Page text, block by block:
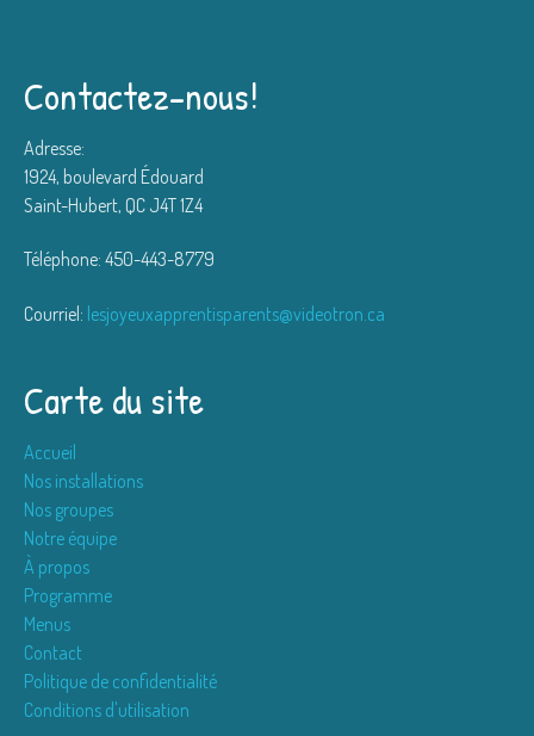
Contactez-nous!
Adresse:
1924, boulevard Édouard
Saint-Hubert, QC J4T 1Z4
Téléphone: 450-443-8779
Courriel: lesjoyeuxapprentisparents@videotron.ca
Carte du site
Accueil
Nos installations
Nos groupes
Notre équipe
À propos
Programme
Menus
Contact
Politique de confidentialité
Conditions d'utilisation